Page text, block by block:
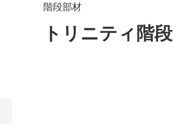
階段部材
トリニティ階